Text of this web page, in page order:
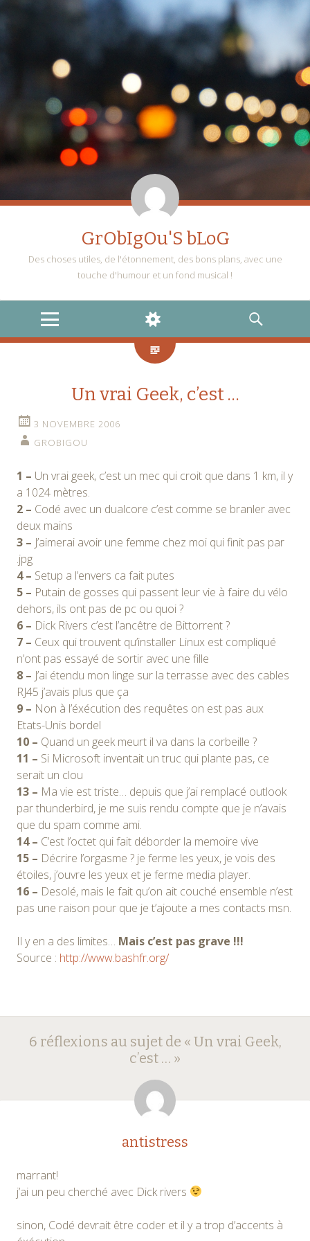
GrObIgOu'S bLoG
Des choses utiles, de l'étonnement, des bons plans, avec une
touche d'humour et un fond musical !
MENU
WIDGETS
RECHERCHE
Un vrai Geek, c’est …
3 NOVEMBRE 2006
GROBIGOU
1 – Un vrai geek, c’est un mec qui croit que dans 1 km, il y
a 1024 mètres.
2 – Codé avec un dualcore c’est comme se branler avec
deux mains
3 – J’aimerai avoir une femme chez moi qui finit pas par
.jpg
4 – Setup a l’envers ca fait putes
5 – Putain de gosses qui passent leur vie à faire du vélo
dehors, ils ont pas de pc ou quoi ?
6 – Dick Rivers c’est l’ancêtre de Bittorrent ?
7 – Ceux qui trouvent qu’installer Linux est compliqué
n’ont pas essayé de sortir avec une fille
8 – J’ai étendu mon linge sur la terrasse avec des cables
RJ45 j’avais plus que ça
9 – Non à l’éxécution des requêtes on est pas aux
Etats-Unis bordel
10 – Quand un geek meurt il va dans la corbeille ?
11 – Si Microsoft inventait un truc qui plante pas, ce
serait un clou
13 – Ma vie est triste… depuis que j’ai remplacé outlook
par thunderbird, je me suis rendu compte que je n’avais
que du spam comme ami.
14 – C’est l’octet qui fait déborder la memoire vive
15 – Décrire l’orgasme ? je ferme les yeux, je vois des
étoiles, j’ouvre les yeux et je ferme media player.
16 – Desolé, mais le fait qu’on ait couché ensemble n’est
pas une raison pour que je t’ajoute a mes contacts msn.
Il y en a des limites… Mais c’est pas grave !!!
Source : http://www.bashfr.org/
Navigation
articles
6 réflexions au sujet de « Un vrai Geek,
c’est … »
antistress
marrant!
j’ai un peu cherché avec Dick rivers
sinon, Codé devrait être coder et il y a trop d’accents à